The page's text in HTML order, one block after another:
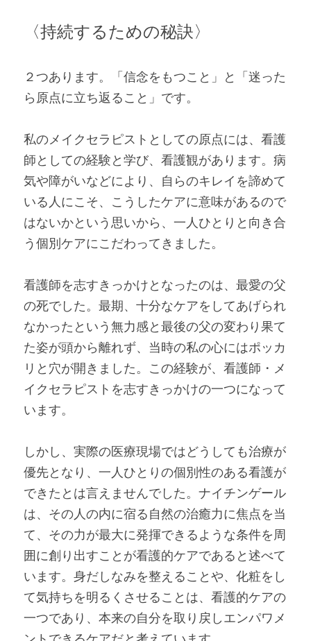
〈持続するための秘訣〉
２つあります。「信念をもつこと」と「迷った
ら原点に立ち返ること」です。
私のメイクセラピストとしての原点には、看護
師としての経験と学び、看護観があります。病
気や障がいなどにより、自らのキレイを諦めて
いる人にこそ、こうしたケアに意味があるので
はないかという思いから、一人ひとりと向き合
う個別ケアにこだわってきました。
看護師を志すきっかけとなったのは、最愛の父
の死でした。最期、十分なケアをしてあげられ
なかったという無力感と最後の父の変わり果て
た姿が頭から離れず、当時の私の心にはポッカ
リと穴が開きました。この経験が、看護師・メ
イクセラピストを志すきっかけの一つになって
います。
しかし、実際の医療現場ではどうしても治療が
優先となり、一人ひとりの個別性のある看護が
できたとは言えませんでした。ナイチンゲール
は、その人の内に宿る自然の治癒力に焦点を当
て、その力が最大に発揮できるような条件を周
囲に創り出すことが看護的ケアであると述べて
います。身だしなみを整えることや、化粧をし
て気持ちを明るくさせることは、看護的ケアの
一つであり、本来の自分を取り戻しエンパワメ